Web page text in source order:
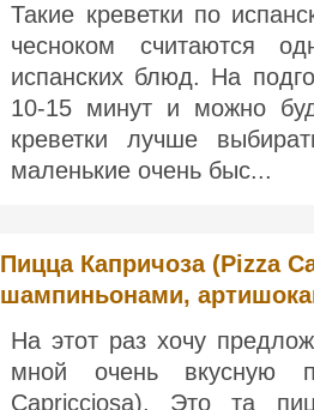
Такие креветки по
чесноком считаются
испанских блюд. На
10-15 минут и можно
креветки лучше
маленькие очень быс...
Пицца Капричоза (Pizza
шампиньонами,
На этот раз хочу
мной очень вкусную
Capricciosa). Это та